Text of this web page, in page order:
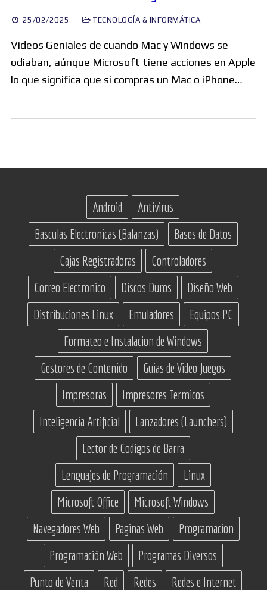
25/02/2025 TECNOLOGÍA & INFORMÁTICA
Videos Geniales de cuando Mac y Windows se
odiaban, aúnque Microsoft tiene acciones en Apple
lo que significa que si compras un Mac o iPhone…
Android
Antivirus
Basculas Electronicas (Balanzas)
Bases de Datos
Cajas Registradoras
Controladores
Correo Electronico
Discos Duros
Diseño Web
Distribuciones Linux
Emuladores
Equipos PC
Formateo e Instalacion de Windows
Gestores de Contenido
Guias de Video Juegos
Impresoras
Impresores Termicos
Inteligencia Artificial
Lanzadores (Launchers)
Lector de Codigos de Barra
Lenguajes de Programación
Linux
Microsoft Office
Microsoft Windows
Navegadores Web
Paginas Web
Programacion
Programación Web
Programas Diversos
Punto de Venta
Red Redes
Redes e Internet